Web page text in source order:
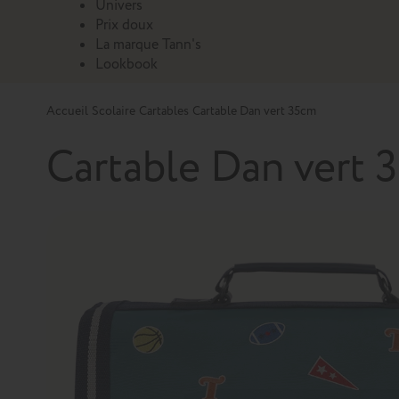
Univers
Prix doux
La marque Tann's
Lookbook
Accueil Scolaire Cartables Cartable Dan vert 35cm
Cartable Dan vert